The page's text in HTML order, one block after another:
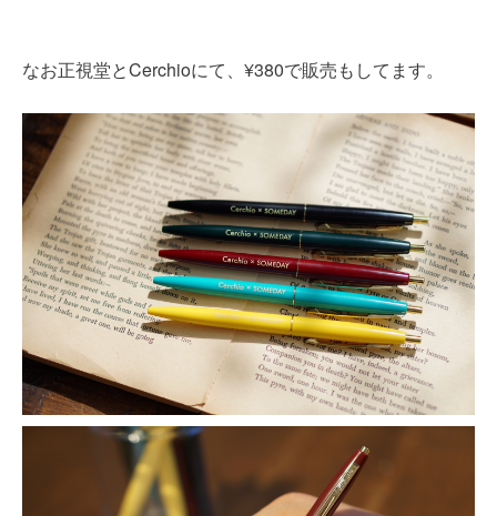
なお正視堂とCerchioにて、 ¥380で販売もしてます。